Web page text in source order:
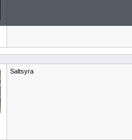
Saltsyra